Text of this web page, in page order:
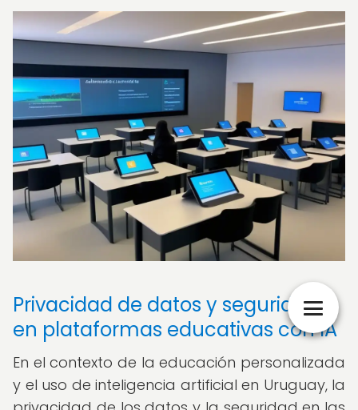
Privacidad de datos y seguridad
en plataformas educativas con IA
En el contexto de la educación personalizada
y el uso de inteligencia artificial en Uruguay, la